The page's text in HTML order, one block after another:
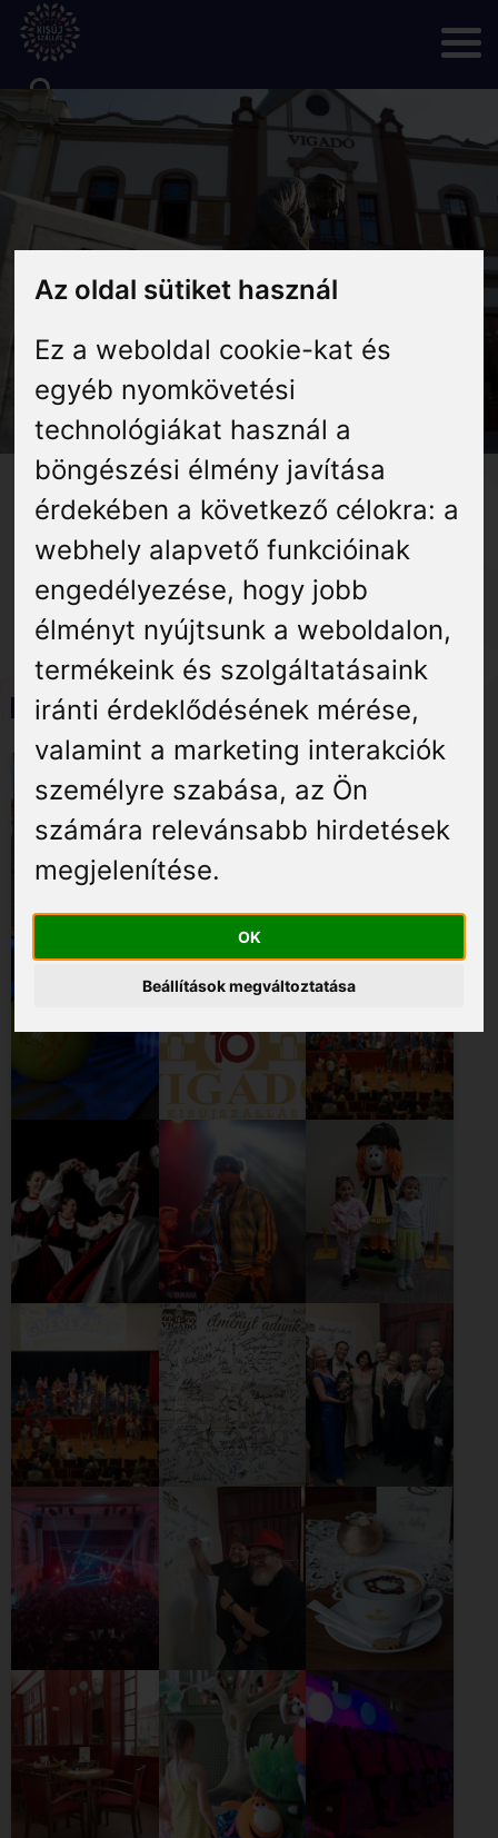
Az oldal sütiket használ
Ez a weboldal cookie-kat és
egyéb nyomkövetési
technológiákat használ a
böngészési élmény javítása
érdekében a következő célokra: a
webhely alapvető funkcióinak
engedélyezése, hogy jobb
élményt nyújtsunk a weboldalon,
termékeink és szolgáltatásaink
iránti érdeklődésének mérése,
valamint a marketing interakciók
személyre szabása, az Ön
számára relevánsabb hirdetések
megjelenítése.
OK
Beállítások megváltoztatása
Skip
content
Rólunk
Hírek
Programok
Szállás
Vendéglátás
Élmények
Gyógyuljon Kisújon
Galéria
Egy évtized a kisúji kultúra
szolgálatában
Képgaléria